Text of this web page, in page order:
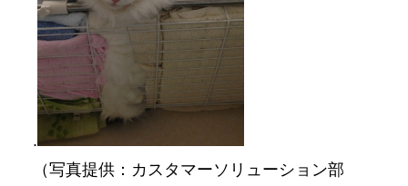
.
（写真提供：カスタマーソリューション部